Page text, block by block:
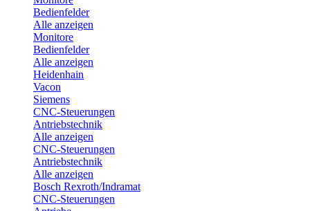
Bedienfelder
Alle anzeigen
Monitore
Bedienfelder
Alle anzeigen
Heidenhain
Vacon
Siemens
CNC-Steuerungen
Antriebstechnik
Alle anzeigen
CNC-Steuerungen
Antriebstechnik
Alle anzeigen
Bosch Rexroth/Indramat
CNC-Steuerungen